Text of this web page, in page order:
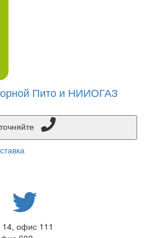
Пито и НИИОГАЗ
14, офис 111